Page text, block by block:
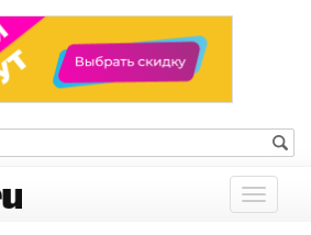
Показать
меню